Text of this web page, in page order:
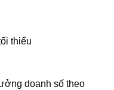
thiểu
doanh số theo